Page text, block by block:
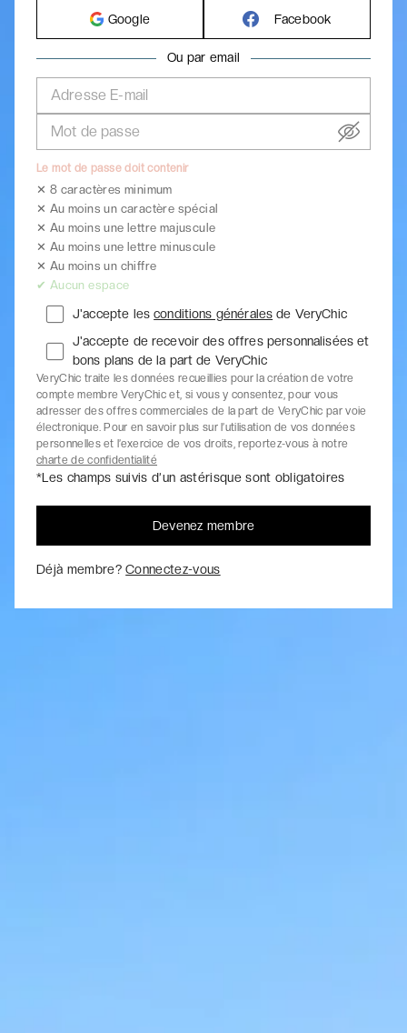
Google Facebook
Ou par email
Adresse E-mail
Mot de passe
Le mot de passe doit contenir
✕ 8 caractères minimum
✕ Au moins un caractère spécial
✕ Au moins une lettre majuscule
✕ Au moins une lettre minuscule
✕ Au moins un chiffre
✔ Aucun espace
J'accepte lesconditions générales de VeryChic
J'accepte de recevoir des offres personnalisées et
bons plans de la part de VeryChic
VeryChic traite les données recueillies pour la création de votre
compte membre VeryChic et, si vous y consentez, pour vous
adresser des offres commerciales de la part de VeryChic par voie
électronique. Pour en savoir plus sur l’utilisation de vos données
personnelles et l’exercice de vos droits, reportez-vous à notre
charte de confidentialité
*Les champs suivis d’un astérisque sont obligatoires
Devenez membre
Déjà membre?Connectez-vous